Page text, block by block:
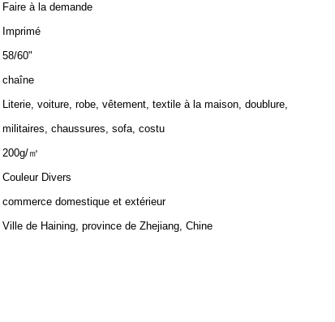
Faire à la demande
Imprimé
58/60"
chaîne
Literie, voiture, robe, vêtement, textile à la maison, doublure,
militaires, chaussures, sofa, costu
200g/㎡
Couleur Divers
commerce domestique et extérieur
Ville de Haining, province de Zhejiang, Chine